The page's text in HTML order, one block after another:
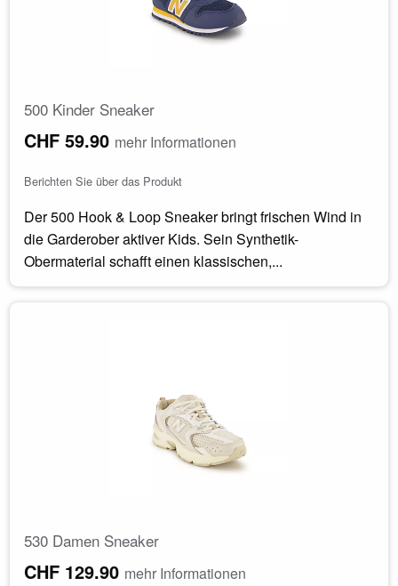
500 Kinder Sneaker
CHF 59.90 mehr Informationen
Berichten Sie über das Produkt
Der 500 Hook & Loop Sneaker bringt frischen Wind in
die Garderober aktiver Kids. Sein Synthetik-
Obermaterial schafft einen klassischen,...
530 Damen Sneaker
CHF 129.90 mehr Informationen